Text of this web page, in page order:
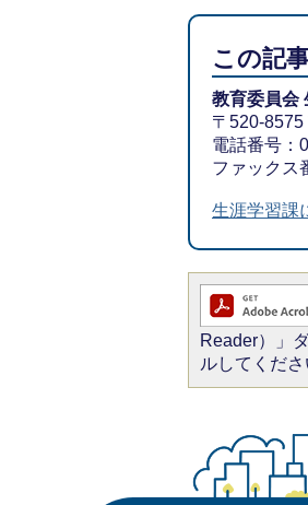
この記
教育委員会
〒520-
電話番号：
ファックス
生涯学習課
Reader）」
ルしてくださ